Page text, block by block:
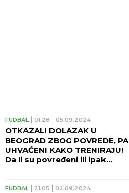
FUDBAL 01:28 05.09.2024
OTKAZALI DOLAZAK U
BEOGRAD ZBOG POVREDE, PA
UHVAĆENI KAKO TRENIRAJU!
Da li su povređeni ili ipak
FUDBAL 21:05 02.09.2024